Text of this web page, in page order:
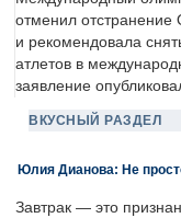
отменил отстранение
и рекомендовала
атлетов в
заявление
ВКУСНЫЙ РАЗДЕЛ
Юлия Дианова: Не
Завтрак — это